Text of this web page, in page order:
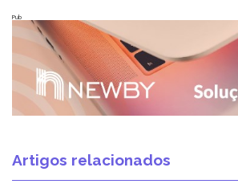
Pub
Artigos relacionados